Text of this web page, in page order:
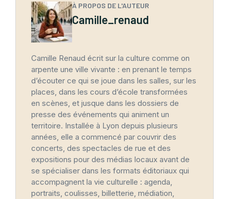
À PROPOS DE L'AUTEUR
Camille_renaud
Camille Renaud écrit sur la culture comme on
arpente une ville vivante : en prenant le temps
d’écouter ce qui se joue dans les salles, sur les
places, dans les cours d’école transformées
en scènes, et jusque dans les dossiers de
presse des événements qui animent un
territoire. Installée à Lyon depuis plusieurs
années, elle a commencé par couvrir des
concerts, des spectacles de rue et des
expositions pour des médias locaux avant de
se spécialiser dans les formats éditoriaux qui
accompagnent la vie culturelle : agenda,
portraits, coulisses, billetterie, médiation,